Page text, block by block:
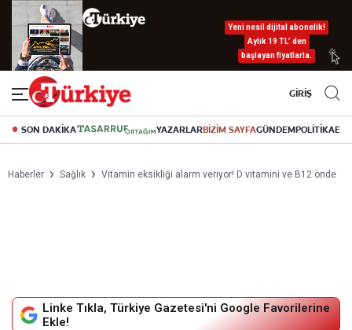
Yeni nesil dijital abonelik!
Aylık 19 TL’ den
başlayan fiyatlarla.
GİRİŞ
SON DAKİKA YAZARLARBİZİM SAYFAGÜNDEMPOLİTİKA
Haberler Sağlık Vitamin eksikliği alarm veriyor! D vitamini ve B12 önde
Linke Tıkla, Türkiye Gazetesi'ni Google Favorilerine
Ekle!